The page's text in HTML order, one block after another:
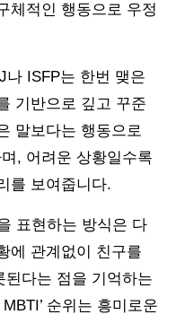
체적인 행동으로 우정
나 ISFP는 한번 맺은
기반으로 깊고 꾸준
말보다는 행동으로
, 어려운 상황일수록
를 보여줍니다.
표현하는 방식은 다
에 관계없이 친구를
다는 점을 기억하는
순위는 흥미로운